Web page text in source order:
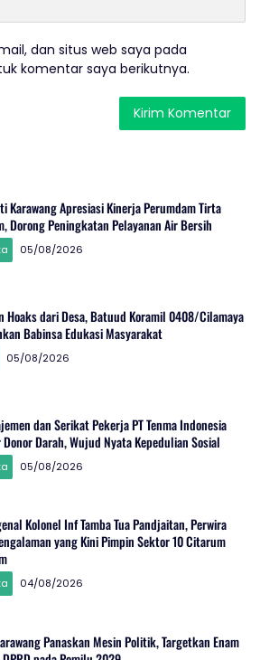
dan situs web saya pada
komentar saya berikutnya.
Karawang Apresiasi Kinerja Perumdam Tirta
Dorong Peningkatan Pelayanan Air Bersih
05/08/2026
Hoaks dari Desa, Batuud Koramil 0408/Cilamaya
Babinsa Edukasi Masyarakat
05/08/2026
dan Serikat Pekerja PT Tenma Indonesia
Donor Darah, Wujud Nyata Kepedulian Sosial
05/08/2026
Kolonel Inf Tamba Tua Pandjaitan, Perwira
yang Kini Pimpin Sektor 10 Citarum
04/08/2026
Panaskan Mesin Politik, Targetkan Enam